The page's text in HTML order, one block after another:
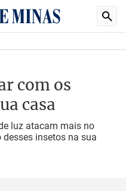
com os
casa
luz atacam mais no
insetos na sua